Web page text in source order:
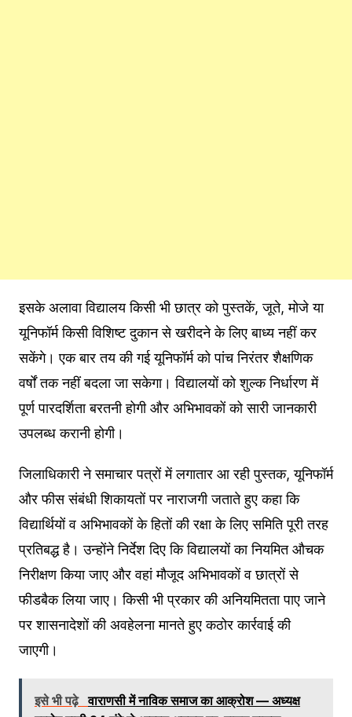
इसके अलावा विद्यालय किसी भी छात्र को पुस्तकें, जूते, मोजे या
यूनिफॉर्म किसी विशिष्ट दुकान से खरीदने के लिए बाध्य नहीं कर
सकेंगे। एक बार तय की गई यूनिफॉर्म को पांच निरंतर शैक्षणिक
वर्षों तक नहीं बदला जा सकेगा। विद्यालयों को शुल्क निर्धारण में
पूर्ण पारदर्शिता बरतनी होगी और अभिभावकों को सारी जानकारी
उपलब्ध करानी होगी।
जिलाधिकारी ने समाचार पत्रों में लगातार आ रही पुस्तक, यूनिफॉर्म
और फीस संबंधी शिकायतों पर नाराजगी जताते हुए कहा कि
विद्यार्थियों व अभिभावकों के हितों की रक्षा के लिए समिति पूरी तरह
प्रतिबद्ध है। उन्होंने निर्देश दिए कि विद्यालयों का नियमित औचक
निरीक्षण किया जाए और वहां मौजूद अभिभावकों व छात्रों से
फीडबैक लिया जाए। किसी भी प्रकार की अनियमितता पाए जाने
पर शासनादेशों की अवहेलना मानते हुए कठोर कार्रवाई की
जाएगी।
इसे भी पढ़े वाराणसी में नाविक समाज का आक्रोश — अध्यक्ष